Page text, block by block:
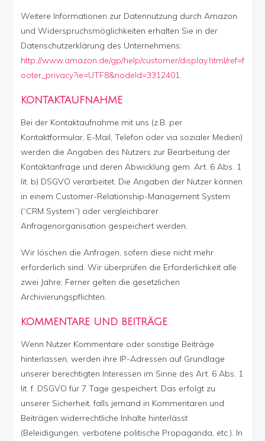
Weitere Informationen zur Datennutzung durch Amazon
und Widerspruchsmöglichkeiten erhalten Sie in der
Datenschutzerklärung des Unternehmens:
http://www.amazon.de/gp/help/customer/display.html/ref=f
ooter_privacy?ie=UTF8&nodeId=3312401.
KONTAKTAUFNAHME
Bei der Kontaktaufnahme mit uns (z.B. per
Kontaktformular, E-Mail, Telefon oder via sozialer Medien)
werden die Angaben des Nutzers zur Bearbeitung der
Kontaktanfrage und deren Abwicklung gem. Art. 6 Abs. 1
lit. b) DSGVO verarbeitet. Die Angaben der Nutzer können
in einem Customer-Relationship-Management System
(“CRM System”) oder vergleichbarer
Anfragenorganisation gespeichert werden.
Wir löschen die Anfragen, sofern diese nicht mehr
erforderlich sind. Wir überprüfen die Erforderlichkeit alle
zwei Jahre; Ferner gelten die gesetzlichen
Archivierungspflichten.
KOMMENTARE UND BEITRÄGE
Wenn Nutzer Kommentare oder sonstige Beiträge
hinterlassen, werden ihre IP-Adressen auf Grundlage
unserer berechtigten Interessen im Sinne des Art. 6 Abs. 1
lit. f. DSGVO für 7 Tage gespeichert. Das erfolgt zu
unserer Sicherheit, falls jemand in Kommentaren und
Beiträgen widerrechtliche Inhalte hinterlässt
(Beleidigungen, verbotene politische Propaganda, etc.). In